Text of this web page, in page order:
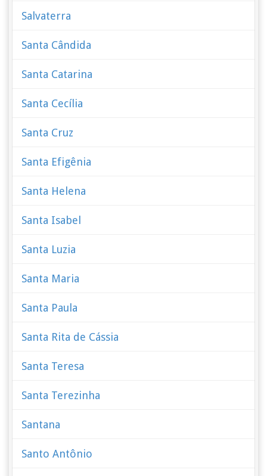
Salvaterra
Santa Cândida
Santa Catarina
Santa Cecília
Santa Cruz
Santa Efigênia
Santa Helena
Santa Isabel
Santa Luzia
Santa Maria
Santa Paula
Santa Rita de Cássia
Santa Teresa
Santa Terezinha
Santana
Santo Antônio